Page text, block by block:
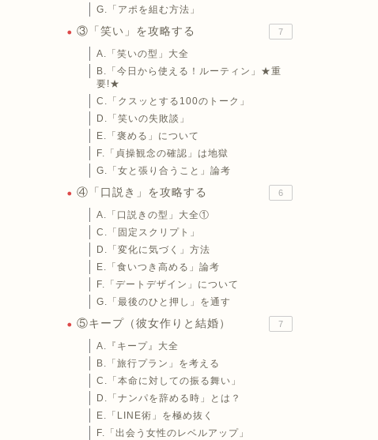
G.「アポを組む方法」
③「笑い」を攻略する 7
A.「笑いの型」大全
B.「今日から使える！ルーティン」★重
要!★
C.「クスッとする100のトーク」
D.「笑いの失敗談」
E.「褒める」について
F.「貞操観念の確認」は地獄
G.「女と張り合うこと」論考
④「口説き」を攻略する 6
A.「口説きの型」大全①
C.「固定スクリプト」
D.「変化に気づく」方法
E.「食いつき高める」論考
F.「デートデザイン」について
G.「最後のひと押し」を通す
⑤キープ（彼女作りと結婚） 7
A.『キープ』大全
B.「旅行プラン」を考える
C.「本命に対しての振る舞い」
D.「ナンパを辞める時」とは？
E.「LINE術」を極め抜く
F.「出会う女性のレベルアップ」